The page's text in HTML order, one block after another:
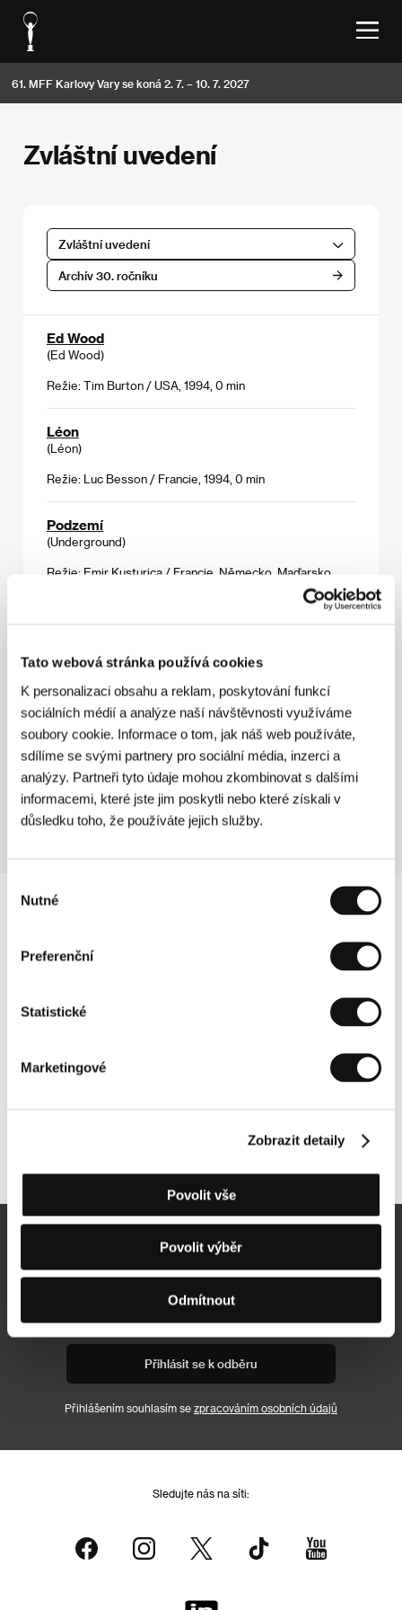
Tato webová stránka používá cookies
K personalizaci obsahu a reklam, poskytování funkcí
sociálních médií a analýze naší návštěvnosti využíváme
soubory cookie. Informace o tom, jak náš web používáte,
sdílíme se svými partnery pro sociální média, inzerci a
analýzy. Partneři tyto údaje mohou zkombinovat s dalšími
informacemi, které jste jim poskytli nebo které získali v
důsledku toho, že používáte jejich služby.
souhlasu
Nutné
Preferenční
Statistické
Marketingové
Zobrazit detaily
Povolit vše
Povolit výběr
Odmítnout
61. MFF Karlovy Vary se koná 2. 7. – 10. 7. 2027
Zvláštní uvedení
Zvláštní uvedení
Archív 30. ročníku
Ed Wood
(Ed Wood)
Režie: Tim Burton / USA, 1994, 0 min
Léon
(Léon)
Režie: Luc Besson / Francie, 1994, 0 min
Podzemí
(Underground)
Režie: Emir Kusturica / Francie, Německo, Maďarsko,
Severní Makedonie, 1994, 0 min
Střelec
(The Shooter)
Režie: Ted Kotcheff / USA, 1995, 0 min
Newsletter
Přihlásit se k odběru
Přihlášením souhlasím se zpracováním osobních údajů
Sledujte nás na síti: